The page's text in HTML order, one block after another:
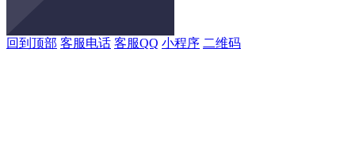
回到顶部 客服电话 客服QQ 小程序 二维码